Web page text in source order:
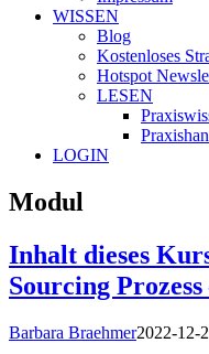
WISSEN
Blog
Kostenloses
Hotspot
LESEN
LOGIN
Modul
Inhalt dieses
Sourcing Prozess
Barbara Braehmer2022-12-